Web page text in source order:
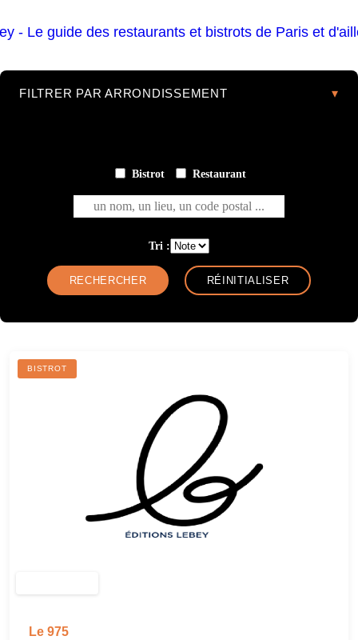
FILTRER PAR ARRONDISSEMENT
Bistrot Restaurant
un nom, un lieu, un code postal ...
Tri :
BISTROT
Le 975